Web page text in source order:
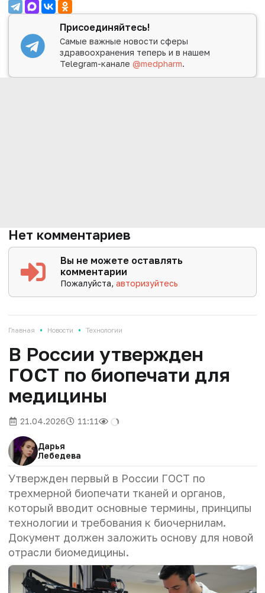
Присоединяйтесь!
Самые важные новости сферы
здравоохранения теперь и в нашем
Telegram-канале@medpharm.
Нет комментариев
Вы не можете оставлять
комментарии
Пожалуйста,авторизуйтесь
Главная • Новости • Технологии
В России утвержден
ГОСТ по биопечати для
медицины
21.04.2026 11:11
Дарья
Лебедева
Утвержден первый в России ГОСТ по
трехмерной биопечати тканей и органов,
который вводит основные термины, принципы
технологии и требования к биочернилам.
Документ должен заложить основу для новой
отрасли биомедицины.